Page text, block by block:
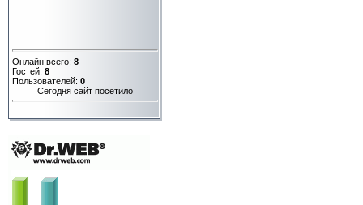
Онлайн всего: 8
Гостей: 8
Пользователей: 0
Сегодня сайт посетило